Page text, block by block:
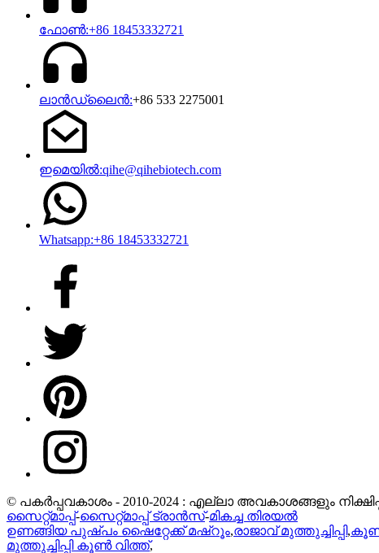
ഫോൺ:+86 18453332721
ലാൻഡ്‌ലൈൻ:+86 533 2275001
ഇമെയിൽ:qihe@qihebiotech.com
Whatsapp:+86 18453332721
© പകർപ്പവകാശം - 2010-2024 : എല്ലാ അവകാശങ്ങളും
സൈറ്റ്മാപ്പ്-സൈറ്റ്മാപ്പ് ട്രാൻസ്-മികച്ച തിരയൽ
ഉണങ്ങിയ പുഷ്പം ഷൈറ്റേക്ക് മഷ്റൂം,രാജാവ് മുത്തുച്ചിപ്പി,കൂൺ
മുത്തുച്ചിപ്പി കൂൺ വിത്ത്,